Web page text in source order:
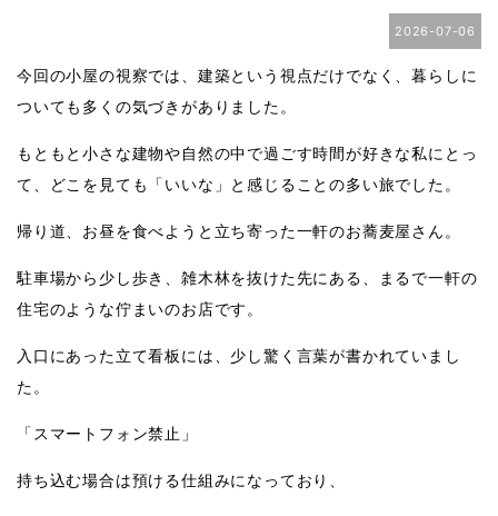
2026-07-06
今回の小屋の視察では、建築という視点だけでなく、暮らしに
ついても多くの気づきがありました。
もともと小さな建物や自然の中で過ごす時間が好きな私にとっ
て、どこを見ても「いいな」と感じることの多い旅でした。
帰り道、お昼を食べようと立ち寄った一軒のお蕎麦屋さん。
駐車場から少し歩き、雑木林を抜けた先にある、まるで一軒の
住宅のような佇まいのお店です。
入口にあった立て看板には、少し驚く言葉が書かれていまし
た。
「スマートフォン禁止」
持ち込む場合は預ける仕組みになっており、